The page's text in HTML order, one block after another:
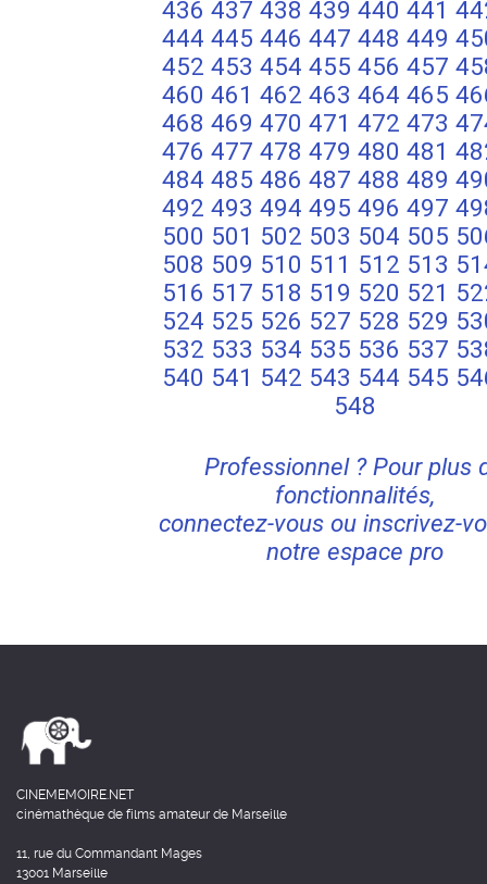
436 437 438 439 440 441
444 445 446 447 448 449
452 453 454 455 456 457
460 461 462 463 464 465
468 469 470 471 472 473
476 477 478 479 480 481
484 485 486 487 488 489
492 493 494 495 496 497
500 501 502 503 504 505
508 509 510 511 512 513
516 517 518 519 520 521
524 525 526 527 528 529
532 533 534 535 536 537
540 541 542 543 544 545
548
Professionnel ? Pour plus
fonctionnalités,
connectez-vous ou inscrivez-
notre espace pro
CINEMEMOIRE.NET
cinémathèque de films amateur de Marseille
11, rue du Commandant Mages
13001 Marseille